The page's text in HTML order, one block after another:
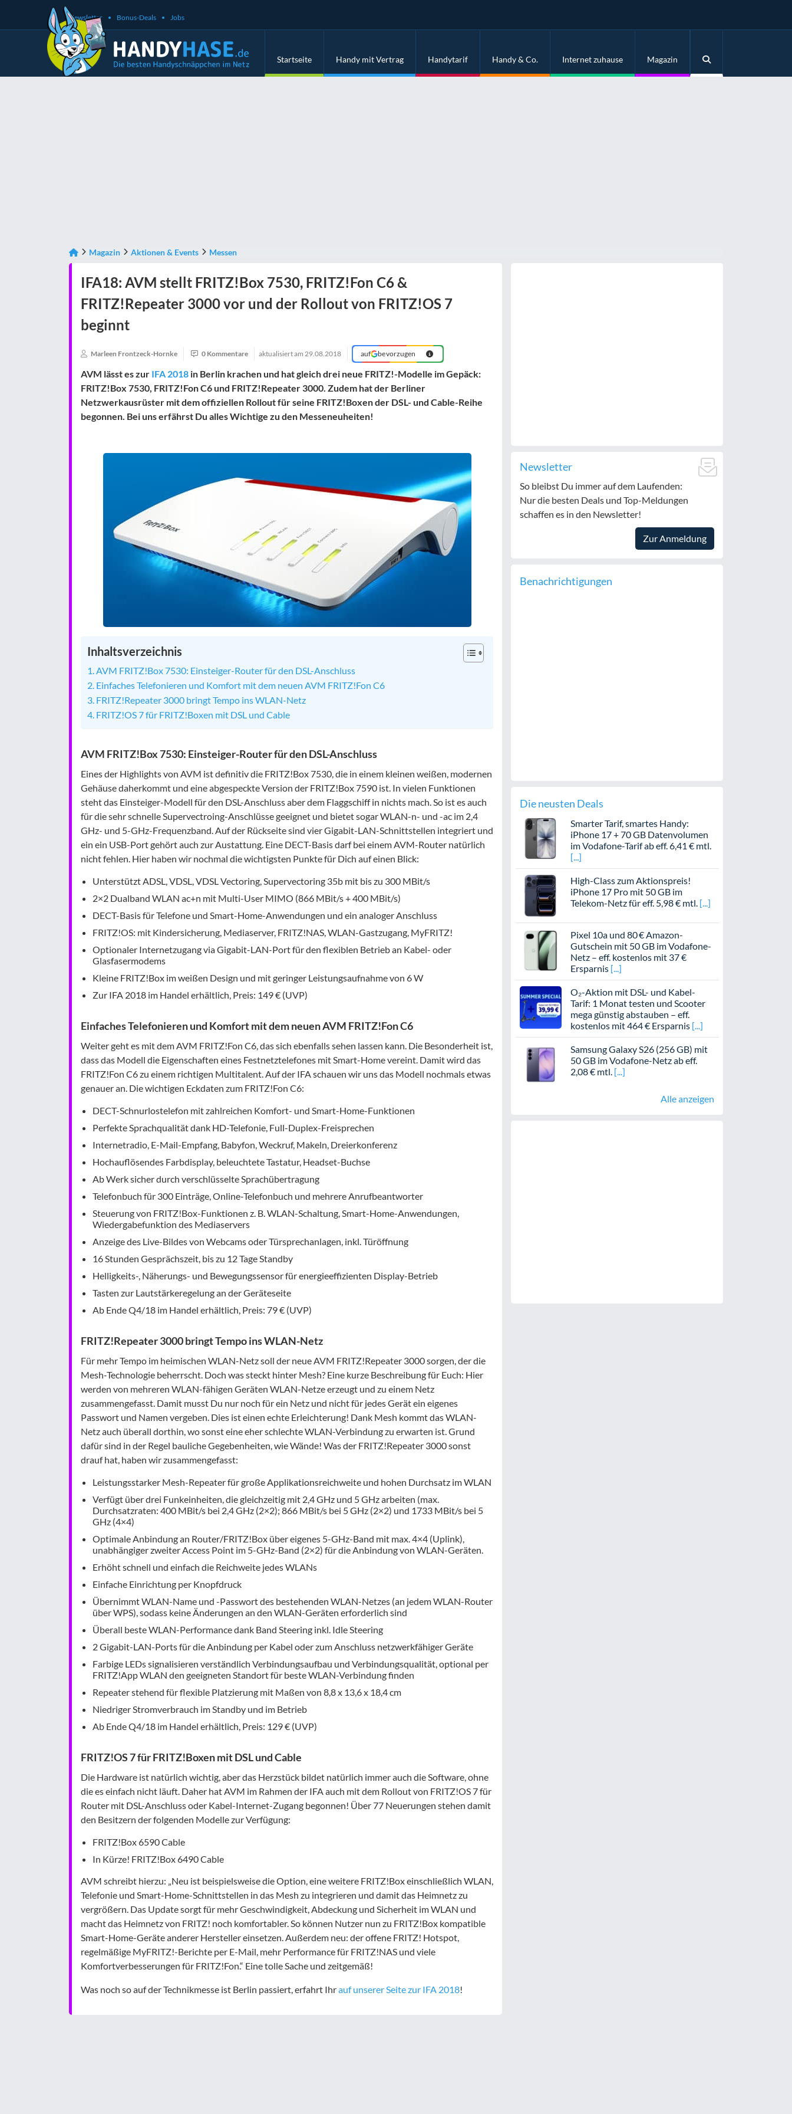
Newsletter Bonus-Deals Jobs
Startseite Handy mit Vertrag Handytarif Handy & Co. Internet zuhause Magazin
Magazin Aktionen & Events Messen
IFA18: AVM stellt FRITZ!Box 7530, FRITZ!Fon C6 &
FRITZ!Repeater 3000 vor und der Rollout von FRITZ!OS 7
beginnt
Marleen Frontzeck-Hornke 0 Kommentare aktualisiert am 29.08.2018 auf bevorzugen
AVM lässt es zur IFA 2018 in Berlin krachen und hat gleich drei neue FRITZ!-Modelle im Gepäck:
FRITZ!Box 7530, FRITZ!Fon C6 und FRITZ!Repeater 3000. Zudem hat der Berliner
Netzwerkausrüster mit dem offiziellen Rollout für seine FRITZ!Boxen der DSL- und Cable-Reihe
begonnen. Bei uns erfährst Du alles Wichtige zu den Messeneuheiten!
Inhaltsverzeichnis
AVM FRITZ!Box 7530: Einsteiger-Router für den DSL-Anschluss
Einfaches Telefonieren und Komfort mit dem neuen AVM FRITZ!Fon C6
FRITZ!Repeater 3000 bringt Tempo ins WLAN-Netz
FRITZ!OS 7 für FRITZ!Boxen mit DSL und Cable
AVM FRITZ!Box 7530: Einsteiger-Router für den DSL-Anschluss
Eines der Highlights von AVM ist definitiv die FRITZ!Box 7530, die in einem kleinen weißen, modernen
Gehäuse daherkommt und eine abgespeckte Version der FRITZ!Box 7590 ist. In vielen Funktionen
steht das Einsteiger-Modell für den DSL-Anschluss aber dem Flaggschiff in nichts mach. So ist es auch
für die sehr schnelle Supervectroing-Anschlüsse geeignet und bietet sogar WLAN-n- und -ac im 2,4
GHz- und 5-GHz-Frequenzband. Auf der Rückseite sind vier Gigabit-LAN-Schnittstellen integriert und
ein ein USB-Port gehört auch zur Austattung. Eine DECT-Basis darf bei einem AVM-Router natürlich
nicht fehlen. Hier haben wir nochmal die wichtigsten Punkte für Dich auf einen Blick:
Unterstützt ADSL, VDSL, VDSL Vectoring, Supervectoring 35b mit bis zu 300 MBit/s
2×2 Dualband WLAN ac+n mit Multi-User MIMO (866 MBit/s + 400 MBit/s)
DECT-Basis für Telefone und Smart-Home-Anwendungen und ein analoger Anschluss
FRITZ!OS: mit Kindersicherung, Mediaserver, FRITZ!NAS, WLAN-Gastzugang, MyFRITZ!
Optionaler Internetzugang via Gigabit-LAN-Port für den flexiblen Betrieb an Kabel- oder
Glasfasermodems
Kleine FRITZ!Box im weißen Design und mit geringer Leistungsaufnahme von 6 W
Zur IFA 2018 im Handel erhältlich, Preis: 149 € (UVP)
Einfaches Telefonieren und Komfort mit dem neuen AVM FRITZ!Fon C6
Weiter geht es mit dem AVM FRITZ!Fon C6, das sich ebenfalls sehen lassen kann. Die Besonderheit ist,
dass das Modell die Eigenschaften eines Festnetztelefones mit Smart-Home vereint. Damit wird das
FRITZ!Fon C6 zu einem richtigen Multitalent. Auf der IFA schauen wir uns das Modell nochmals etwas
genauer an. Die wichtigen Eckdaten zum FRITZ!Fon C6:
DECT-Schnurlostelefon mit zahlreichen Komfort- und Smart-Home-Funktionen
Perfekte Sprachqualität dank HD-Telefonie, Full-Duplex-Freisprechen
Internetradio, E-Mail-Empfang, Babyfon, Weckruf, Makeln, Dreierkonferenz
Hochauflösendes Farbdisplay, beleuchtete Tastatur, Headset-Buchse
Ab Werk sicher durch verschlüsselte Sprachübertragung
Telefonbuch für 300 Einträge, Online-Telefonbuch und mehrere Anrufbeantworter
Steuerung von FRITZ!Box-Funktionen z. B. WLAN-Schaltung, Smart-Home-Anwendungen,
Wiedergabefunktion des Mediaservers
Anzeige des Live-Bildes von Webcams oder Türsprechanlagen, inkl. Türöffnung
16 Stunden Gesprächszeit, bis zu 12 Tage Standby
Helligkeits-, Näherungs- und Bewegungssensor für energieeffizienten Display-Betrieb
Tasten zur Lautstärkeregelung an der Geräteseite
Ab Ende Q4/18 im Handel erhältlich, Preis: 79 € (UVP)
FRITZ!Repeater 3000 bringt Tempo ins WLAN-Netz
Für mehr Tempo im heimischen WLAN-Netz soll der neue AVM FRITZ!Repeater 3000 sorgen, der die
Mesh-Technologie beherrscht. Doch was steckt hinter Mesh? Eine kurze Beschreibung für Euch: Hier
werden von mehreren WLAN-fähigen Geräten WLAN-Netze erzeugt und zu einem Netz
zusammengefasst. Damit musst Du nur noch für ein Netz und nicht für jedes Gerät ein eigenes
Passwort und Namen vergeben. Dies ist einen echte Erleichterung! Dank Mesh kommt das WLAN-
Netz auch überall dorthin, wo sonst eine eher schlechte WLAN-Verbindung zu erwarten ist. Grund
dafür sind in der Regel bauliche Gegebenheiten, wie Wände! Was der FRITZ!Repeater 3000 sonst
drauf hat, haben wir zusammengefasst:
Leistungsstarker Mesh-Repeater für große Applikationsreichweite und hohen Durchsatz im WLAN
Verfügt über drei Funkeinheiten, die gleichzeitig mit 2,4 GHz und 5 GHz arbeiten (max.
Durchsatzraten: 400 MBit/s bei 2,4 GHz (2×2); 866 MBit/s bei 5 GHz (2×2) und 1733 MBit/s bei 5
GHz (4×4)
Optimale Anbindung an Router/FRITZ!Box über eigenes 5-GHz-Band mit max. 4×4 (Uplink),
unabhängiger zweiter Access Point im 5-GHz-Band (2×2) für die Anbindung von WLAN-Geräten.
Erhöht schnell und einfach die Reichweite jedes WLANs
Einfache Einrichtung per Knopfdruck
Übernimmt WLAN-Name und -Passwort des bestehenden WLAN-Netzes (an jedem WLAN-Router
über WPS), sodass keine Änderungen an den WLAN-Geräten erforderlich sind
Überall beste WLAN-Performance dank Band Steering inkl. Idle Steering
2 Gigabit-LAN-Ports für die Anbindung per Kabel oder zum Anschluss netzwerkfähiger Geräte
Farbige LEDs signalisieren verständlich Verbindungsaufbau und Verbindungsqualität, optional per
FRITZ!App WLAN den geeigneten Standort für beste WLAN-Verbindung finden
Repeater stehend für flexible Platzierung mit Maßen von 8,8 x 13,6 x 18,4 cm
Niedriger Stromverbrauch im Standby und im Betrieb
Ab Ende Q4/18 im Handel erhältlich, Preis: 129 € (UVP)
FRITZ!OS 7 für FRITZ!Boxen mit DSL und Cable
Die Hardware ist natürlich wichtig, aber das Herzstück bildet natürlich immer auch die Software, ohne
die es einfach nicht läuft. Daher hat AVM im Rahmen der IFA auch mit dem Rollout von FRITZ!OS 7 für
Router mit DSL-Anschluss oder Kabel-Internet-Zugang begonnen! Über 77 Neuerungen stehen damit
den Besitzern der folgenden Modelle zur Verfügung:
FRITZ!Box 6590 Cable
In Kürze! FRITZ!Box 6490 Cable
AVM schreibt hierzu: „Neu ist beispielsweise die Option, eine weitere FRITZ!Box einschließlich WLAN,
Telefonie und Smart-Home-Schnittstellen in das Mesh zu integrieren und damit das Heimnetz zu
vergrößern. Das Update sorgt für mehr Geschwindigkeit, Abdeckung und Sicherheit im WLAN und
macht das Heimnetz von FRITZ! noch komfortabler. So können Nutzer nun zu FRITZ!Box kompatible
Smart-Home-Geräte anderer Hersteller einsetzen. Außerdem neu: der offene FRITZ! Hotspot,
regelmäßige MyFRITZ!-Berichte per E-Mail, mehr Performance für FRITZ!NAS und viele
Komfortverbesserungen für FRITZ!Fon.“ Eine tolle Sache und zeitgemäß!
Was noch so auf der Technikmesse ist Berlin passiert, erfahrt Ihrauf unserer Seite zur IFA 2018!
Newsletter
So bleibst Du immer auf dem Laufenden:
Nur die besten Deals und Top-Meldungen
schaffen es in den Newsletter!
Zur Anmeldung
Benachrichtigungen
Die neusten Deals
Smarter Tarif, smartes Handy:
iPhone 17 + 70 GB Datenvolumen
im Vodafone-Tarif ab eff. 6,41 € mtl.
High-Class zum Aktionspreis!
iPhone 17 Pro mit 50 GB im
Telekom-Netz für eff. 5,98 € mtl.
Pixel 10a und 80 € Amazon-
Gutschein mit 50 GB im Vodafone-
Netz – eff. kostenlos mit 37 €
Ersparnis
O₂-Aktion mit DSL- und Kabel-
Tarif: 1 Monat testen und Scooter
mega günstig abstauben – eff.
kostenlos mit 464 € Ersparnis
Samsung Galaxy S26 (256 GB) mit
50 GB im Vodafone-Netz ab eff.
2,08 € mtl.
Alle anzeigen